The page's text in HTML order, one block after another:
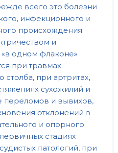
всего это болезни
инфекционного и
происхождения.
и
одном флаконе»
при травмах
столба, при артритах,
сухожилий и
переломов и вывихов,
отклонений в
и опорного
стадиях
патологий, при